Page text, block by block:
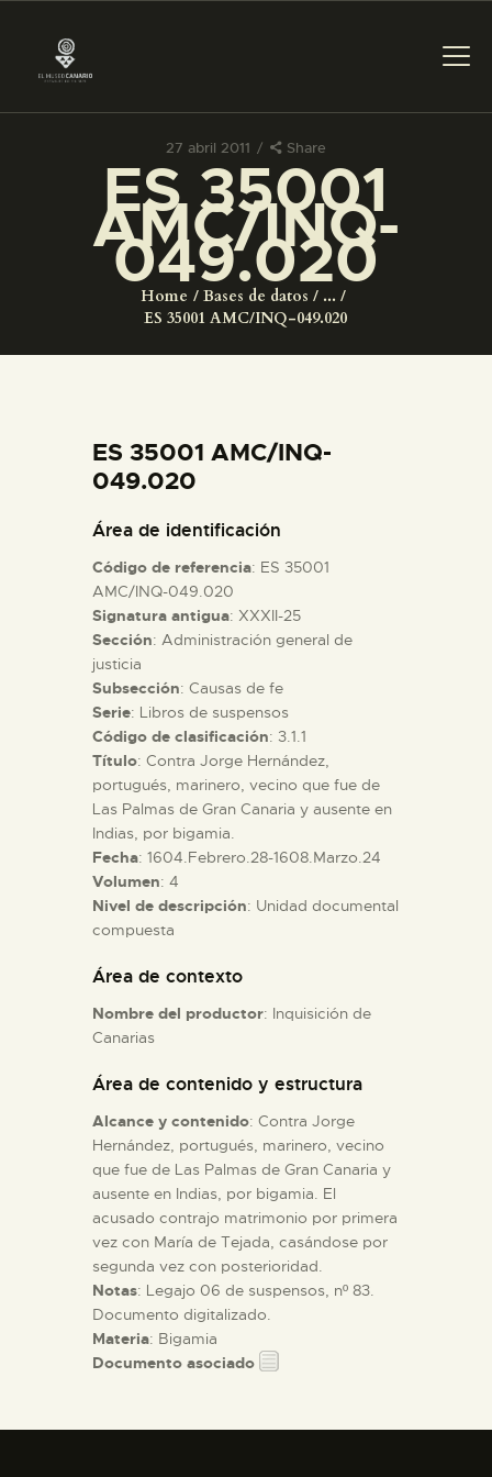
27 abril 2011 Share
ES 35001
AMC/INQ-
049.020
Home Bases de datos
...
ES 35001 AMC/INQ-049.020
PREPARAR LA VISITA
ACTIVIDADES
COLECCIONES
ESPAÑOL
PREPARAR LA VISITA
ACTIVIDADES
█
EL MUSEO
COLECCIONES
DIDÁCTICA
ESPAÑOL
ES 35001 AMC/INQ-
049.020
Área de identificación
Código de referencia: ES 35001
AMC/INQ-049.020
Signatura antigua: XXXII-25
Sección: Administración general de
justicia
Subsección: Causas de fe
Serie: Libros de suspensos
Código de clasificación: 3.1.1
Título: Contra Jorge Hernández,
portugués, marinero, vecino que fue de
Las Palmas de Gran Canaria y ausente en
Indias, por bigamia.
Fecha: 1604.Febrero.28-1608.Marzo.24
Volumen: 4
Nivel de descripción: Unidad documental
compuesta
Área de contexto
Nombre del productor: Inquisición de
Canarias
Área de contenido y estructura
Alcance y contenido: Contra Jorge
Hernández, portugués, marinero, vecino
que fue de Las Palmas de Gran Canaria y
ausente en Indias, por bigamia. El
acusado contrajo matrimonio por primera
vez con María de Tejada, casándose por
segunda vez con posterioridad.
Notas: Legajo 06 de suspensos, nº 83.
Documento digitalizado.
Materia: Bigamia
Documento asociado